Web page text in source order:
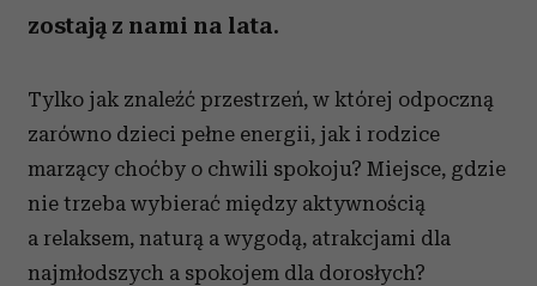
zostają z nami na lata.
Tylko jak znaleźć przestrzeń, w której odpoczną
zarówno dzieci pełne energii, jak i rodzice
marzący choćby o chwili spokoju? Miejsce, gdzie
nie trzeba wybierać między aktywnością
a relaksem, naturą a wygodą, atrakcjami dla
najmłodszych a spokojem dla dorosłych?